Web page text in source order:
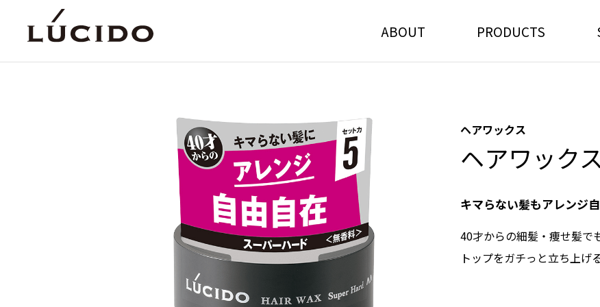
ABOUT PRODUCTS
ヘアワックス
ヘアワック
キマらない髪もアレンジ
40才からの細髪・痩せ髪で
トップをガチっと立ち上げ